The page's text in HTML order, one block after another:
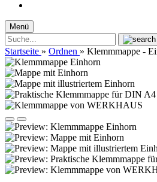
Menü
Startseite » Ordnen » Klemmmappe -